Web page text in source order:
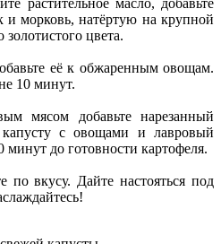
растительное масло, добавьте
и морковь, натёртую на крупной
цвета.
её к обжаренным овощам.
10 минут.
мясом добавьте нарезанный
с овощами и лавровый
минут до готовности картофеля.
по вкусу. Дайте настояться под